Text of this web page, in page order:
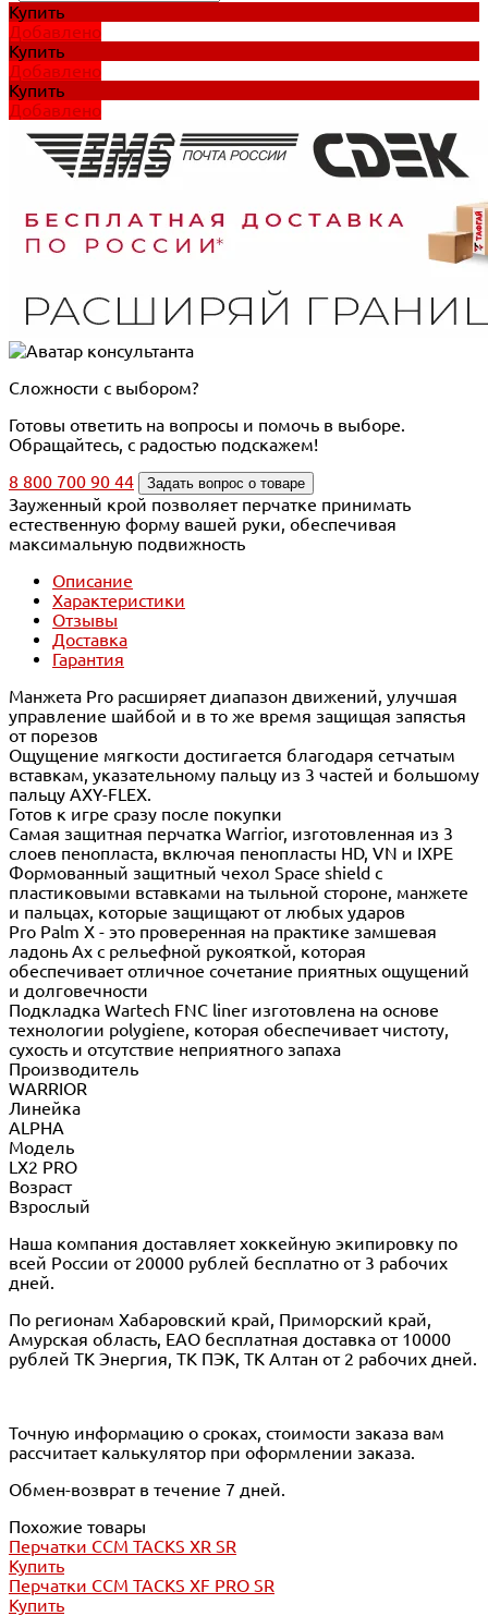
Купить
Добавлено
Купить
Добавлено
Купить
Добавлено
Сложности с выбором?
Готовы ответить на вопросы и помочь в выборе.
Обращайтесь, с радостью подскажем!
8 800 700 90 44
Задать вопрос о товаре
Зауженный крой позволяет перчатке принимать
естественную форму вашей руки, обеспечивая
максимальную подвижность
Описание
Характеристики
Отзывы
Доставка
Гарантия
Манжета Pro расширяет диапазон движений, улучшая
управление шайбой и в то же время защищая запястья
от порезов
Ощущение мягкости достигается благодаря сетчатым
вставкам, указательному пальцу из 3 частей и большому
пальцу AXY-FLEX.
Готов к игре сразу после покупки
Самая защитная перчатка Warrior, изготовленная из 3
слоев пенопласта, включая пенопласты HD, VN и IXPE
Формованный защитный чехол Space shield с
пластиковыми вставками на тыльной стороне, манжете
и пальцах, которые защищают от любых ударов
Pro Palm X - это проверенная на практике замшевая
ладонь Ax с рельефной рукояткой, которая
обеспечивает отличное сочетание приятных ощущений
и долговечности
Подкладка Wartech FNC liner изготовлена на основе
технологии polygiene, которая обеспечивает чистоту,
сухость и отсутствие неприятного запаха
Производитель
WARRIOR
Линейка
ALPHA
Модель
LX2 PRO
Возраст
Взрослый
Наша компания доставляет хоккейную экипировку по
всей России от 20000 рублей бесплатно от 3 рабочих
дней.
По регионам Хабаровский край, Приморский край,
Амурская область, ЕАО бесплатная доставка от 10000
рублей ТК Энергия, ТК ПЭК, ТК Алтан от 2 рабочих дней.
Точную информацию о сроках, стоимости заказа вам
рассчитает калькулятор при оформлении заказа.
Обмен-возврат в течение 7 дней.
Похожие товары
Перчатки CCM TACKS XR SR
Купить
Перчатки CCM TACKS XF PRO SR
Купить